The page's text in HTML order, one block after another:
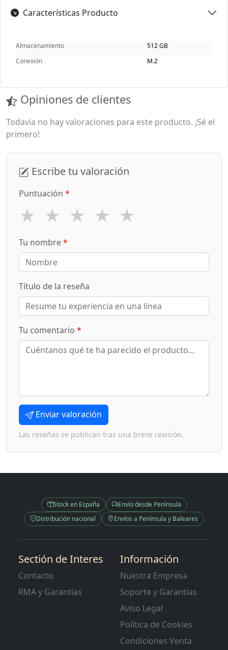
Características Producto
Almacenamiento
512 GB
Conexión
M.2
Opiniones de clientes
Todavía no hay valoraciones para este producto. ¡Sé el
primero!
Escribe tu valoración
Puntuación *
★ ★ ★ ★ ★
Tu nombre*
Título de la reseña
Tu comentario *
Enviar valoración
Las reseñas se publican tras una breve revisión.
Stock en España
Envío desde Península
Distribución nacional
Envíos a Península y Baleares
Sectión de Interes
Contacto
RMA y Garantias
Información
Nuestra Empresa
Soporte y Garantías
Aviso Legal
Política de Cookies
Condiciones Venta